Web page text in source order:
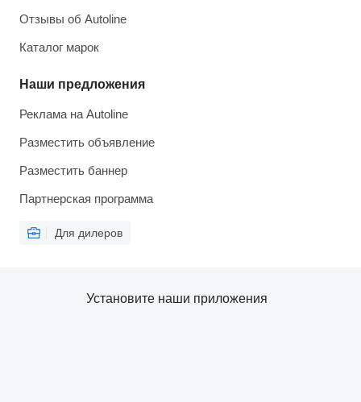
Отзывы об Autoline
Каталог марок
Наши предложения
Реклама на Autoline
Разместить объявление
Разместить баннер
Партнерская программа
Для дилеров
Установите наши приложения